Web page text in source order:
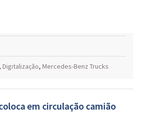
, Digitalização, Mercedes-Benz Trucks
em circulação camião